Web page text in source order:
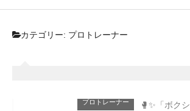
カテゴリー: プロトレーナー
プロトレーナー 🥊✨「ボク